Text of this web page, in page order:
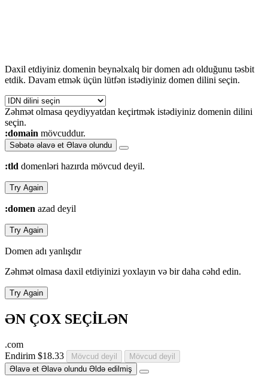
Daxil etdiyiniz domenin beynəlxalq bir domen adı olduğunu təsbit
etdik. Davam etmək üçün lütfən istədiyiniz domen dilini seçin.
Zəhmət olmasa qeydiyyatdan keçirtmək istədiyiniz domenin dilini
seçin.
:domain mövcuddur.
Səbətə əlavə et Əlavə olundu
:tld domenləri hazırda mövcud deyil.
Try Again
:domen azad deyil
Try Again
Domen adı yanlışdır
Zəhmət olmasa daxil etdiyinizi yoxlayın və bir daha cəhd edin.
Try Again
ƏN ÇOX SEÇİLƏN
.com
Endirim $18.33 Mövcud deyil
Mövcud deyil
Əlavə et Əlavə olundu Əldə edilmiş